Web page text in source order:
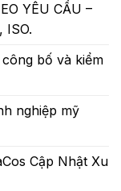
YÊU CẦU –
ISO.
bố và kiểm
nghiệp mỹ
Cập Nhật Xu